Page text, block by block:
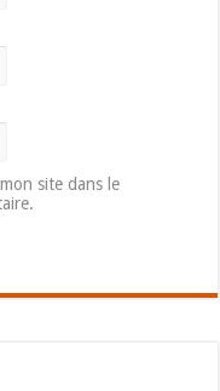
site dans le